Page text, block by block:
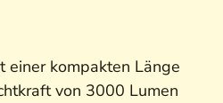
einer kompakten Länge
von 3000 Lumen